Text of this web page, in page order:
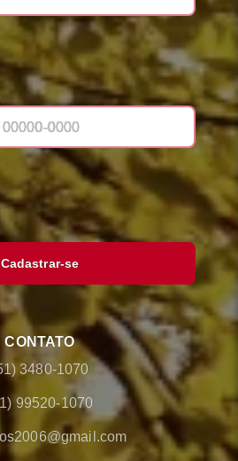
Cadastrar-se
CONTATO
3480-1070
99520-1070